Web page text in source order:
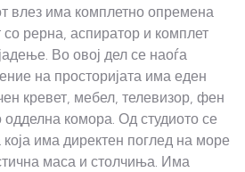
влез има комплетно опремена
рерна, аспиратор и комплет
Во овој дел се наоѓа
на просторијата има еден
кревет, мебел, телевизор, фен
комора. Од студиото се
која има директен поглед на море
маса и столчиња. Има